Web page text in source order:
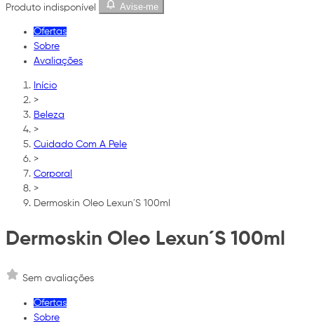
Produto indisponível
Avise-me
Ofertas
Sobre
Avaliações
Início
>
Beleza
>
Cuidado Com A Pele
>
Corporal
>
Dermoskin Oleo Lexun´S 100ml
Dermoskin Oleo Lexun´S 100ml
Sem avaliações
Ofertas
Sobre